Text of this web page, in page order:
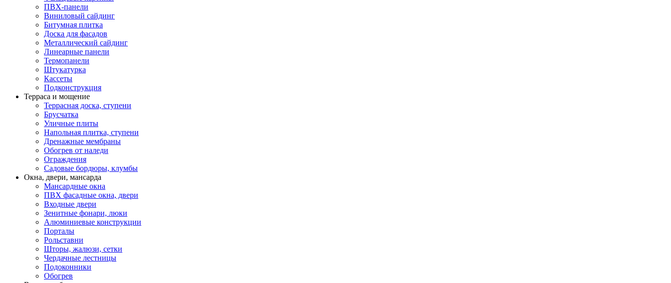
ПВХ-панели
Виниловый сайдинг
Битумная плитка
Доска для фасадов
Металлический сайдинг
Линеарные панели
Термопанели
Штукатурка
Кассеты
Подконструкция
Терраса и мощение
Террасная доска, ступени
Брусчатка
Уличные плиты
Напольная плитка, ступени
Дренажные мембраны
Обогрев от наледи
Ограждения
Садовые бордюры, клумбы
Окна, двери, мансарда
Мансардные окна
ПВХ фасадные окна, двери
Входные двери
Зенитные фонари, люки
Алюминиевые конструкции
Порталы
Рольставни
Шторы, жалюзи, сетки
Чердачные лестницы
Подоконники
Обогрев